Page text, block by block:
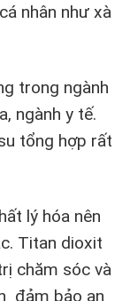
nhân như xà
trong ngành
ngành y tế.
tổng hợp rất
lý hóa nên
Titan dioxit
chăm sóc và
đảm bảo an